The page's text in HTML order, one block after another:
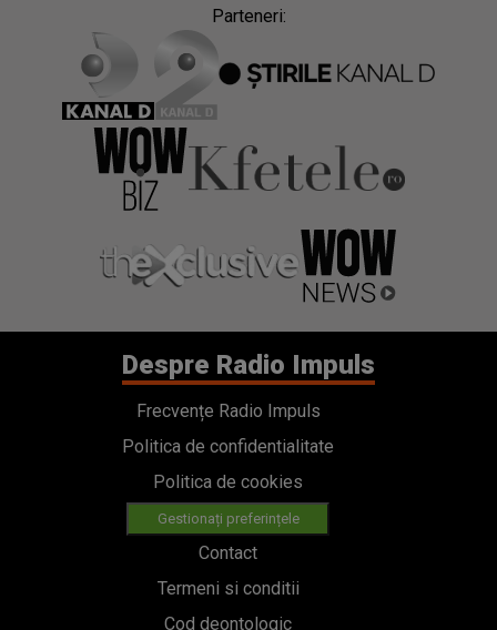
Parteneri:
Despre Radio Impuls
Frecvențe Radio Impuls
Politica de confidentialitate
Politica de cookies
Gestionați preferințele
Contact
Termeni si conditii
Cod deontologic